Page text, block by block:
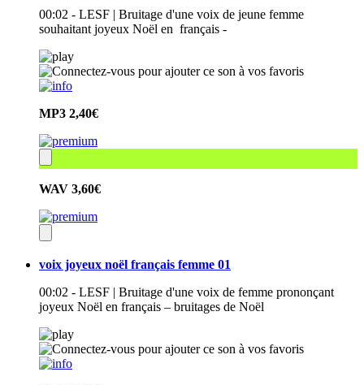
00:02 - LESF | Bruitage d'une voix de jeune femme
souhaitant joyeux Noël en français -
MP3 2,40€
WAV 3,60€
voix joyeux noël français femme 01
00:02 - LESF | Bruitage d'une voix de femme prononçant
joyeux Noël en français – bruitages de Noël